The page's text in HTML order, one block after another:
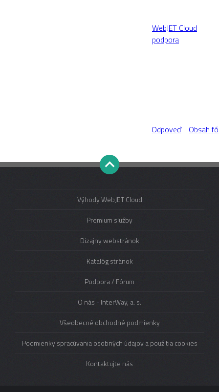
WebJET Cloud
podpora
Odpoveď Obsah
Výhody WebJET Cloud
Premium služby
Dizajny webstránok
Katalóg stránok
Podpora / Fórum
O nás - InterWay, a. s.
Všeobecné obchodné podmienky
Podmienky spracúvania osobných údajov a použitia cookies
Kontaktujte nás